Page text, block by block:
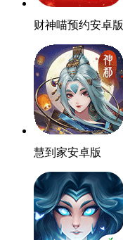
财神喵预约安卓版
慧到家安卓版